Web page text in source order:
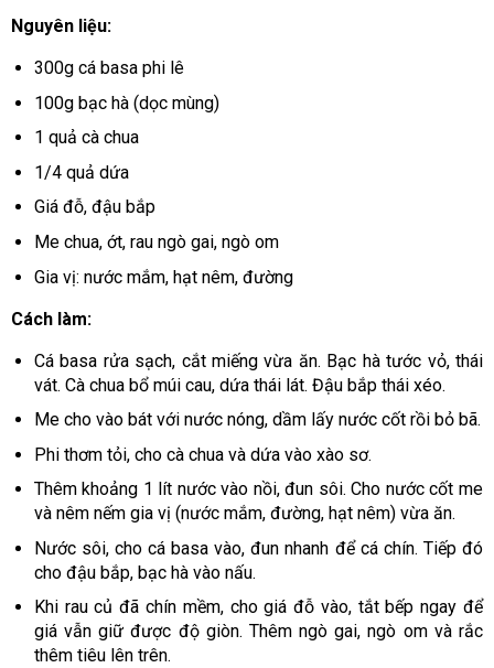
Nguyên liệu:
300g cá basa phi lê
100g bạc hà (dọc mùng)
1 quả cà chua
1/4 quả dứa
Giá đỗ, đậu bắp
Me chua, ớt, rau ngò gai, ngò om
Gia vị: nước mắm, hạt nêm, đường
Cách làm:
Cá basa rửa sạch, cắt miếng vừa ăn. Bạc hà tước vỏ, thái
vát. Cà chua bổ múi cau, dứa thái lát. Đậu bắp thái xéo.
Me cho vào bát với nước nóng, dầm lấy nước cốt rồi bỏ bã.
Phi thơm tỏi, cho cà chua và dứa vào xào sơ.
Thêm khoảng 1 lít nước vào nồi, đun sôi. Cho nước cốt me
và nêm nếm gia vị (nước mắm, đường, hạt nêm) vừa ăn.
Nước sôi, cho cá basa vào, đun nhanh để cá chín. Tiếp đó
cho đậu bắp, bạc hà vào nấu.
Khi rau củ đã chín mềm, cho giá đỗ vào, tắt bếp ngay để
giá vẫn giữ được độ giòn. Thêm ngò gai, ngò om và rắc
thêm tiêu lên trên.